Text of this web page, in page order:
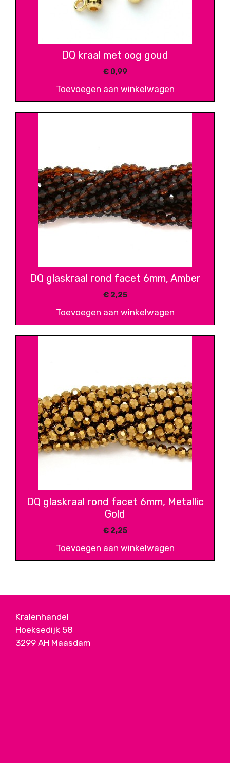
DQ kraal met oog goud
€0,99
Toevoegen aan winkelwagen
DQ glaskraal rond facet 6mm, Amber
€2,25
Toevoegen aan winkelwagen
DQ glaskraal rond facet 6mm, Metallic
Gold
€2,25
Toevoegen aan winkelwagen
Kralenhandel
Hoeksedijk 58
3299 AH Maasdam